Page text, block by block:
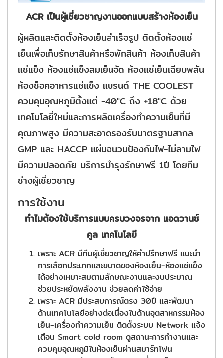
ACR เป็นผู้เชี่ยวชาญงานออกแบบสร้างห้องเย็น
ผู้ผลิตและติดตั้งห้องเย็นสำเร็จรูป ติดตั้งห้องแช่
เย็นเพื่อเก็บรักษาสินค้าหรือพักสินค้า ห้องเก็บสินค้า
แช่แข็ง ห้องแช่แข็งลมเย็นจัด ห้องแช่เย็นเฉียบพลัน
ห้องช็อคอาหารแช่แข็ง แบรนด์ THE COOLEST
ควบคุมอุณหภูมิตั้งแต่ -40°C ถึง +18°C ด้วย
เทคโนโลยี่ใหม่และการผลิตเครื่องทำความเย็นที่มี
คุณภาพสูง มีความสะอาดรองรับมาตรฐานสากล
GMP และ HACCP แผ่นฉนวนป้องกันไฟ-ไม่ลามไฟ
มีความปลอดภัย บริการบำรุงรักษาฟรี 1ปี โดยทีม
ช่างผู้เชี่ยวชาญ
การใช้งาน
ทำไมต้องใช้บริการแบบครบวงจรจาก แอดวานซ์
คูล เทคโนโลยี
เพราะ ACR มีทีมผู้เชี่ยวชาญให้คำปรึกษาฟรี แนะนำ
การเลือกประเภทและขนาดของห้องเย็น-ห้องแช่แข็ง
ได้อย่างเหมาะสมตามลักษณะงานและงบประมาณ
ช่วยประหยัดพลังงาน ช่วยลดค่าใช้จ่าย
เพราะ ACR มีประสบการณ์ตรง 30ปี และพัฒนา
ด้านเทคโนโลยีอย่างต่อเนื่องในด้านอุตสาหกรรมห้อง
เย็น-เครื่องทำความเย็น ติดตั้งระบบ Network แจ้ง
เตือน Smart cold room ดูสถานะการทำงานและ
ควบคุมอุณหภูมิในห้องเย็นผ่านสมาร์ทโฟน